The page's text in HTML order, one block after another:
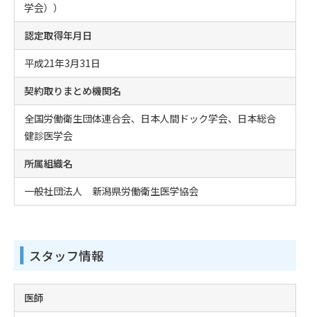
学会））
認定取得年月日
平成21年3月31日
契約取りまとめ機関名
全国労働衛生団体連合会、日本人間ドック学会、日本総合
健診医学会
所属組織名
一般社団法人 新潟県労働衛生医学協会
スタッフ情報
医師